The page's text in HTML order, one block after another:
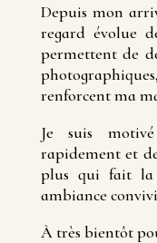
Depuis mon
regard évolue
permettent de
renforcent ma
Je suis
rapidement et
plus qui fait la
ambiance
À très bientôt